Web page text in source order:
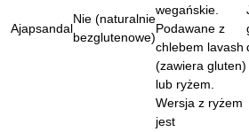
Ajapsandal
Nie (naturalnie
bezglutenowe)
wegańskie.
Podawane z
chlebem lavash
(zawiera gluten)
lub ryżem.
Wersja z ryżem
jest